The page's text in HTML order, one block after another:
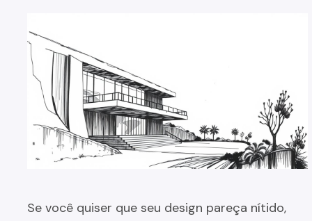
Se você quiser que seu design pareça nítido,